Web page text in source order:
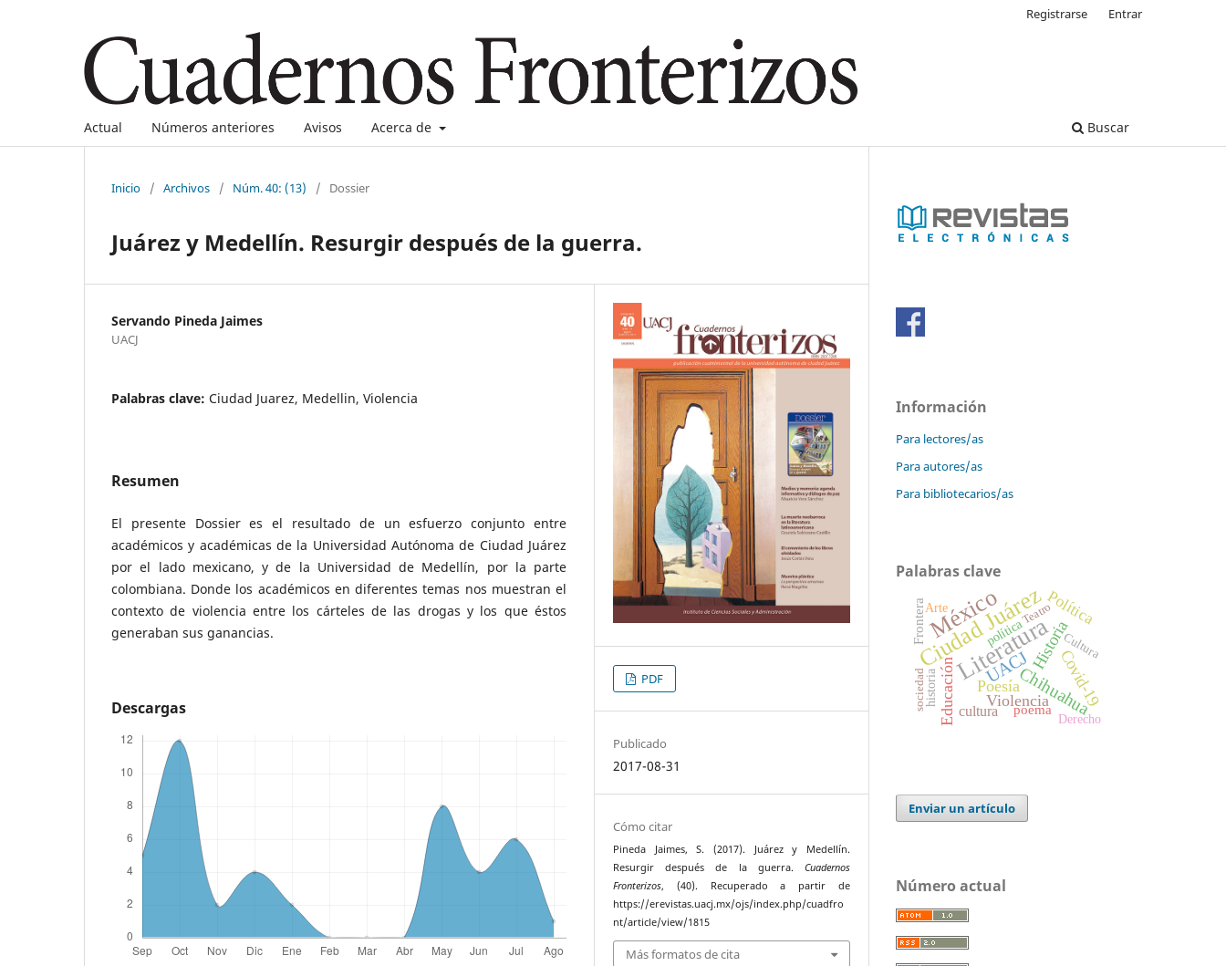
Actual Números anteriores Avisos Acerca de Buscar
Registrarse Entrar
Inicio / Archivos / Núm. 40: (13) / Dossier
Juárez y Medellín. Resurgir después de la guerra.
Servando Pineda Jaimes
UACJ
Palabras clave: Ciudad Juarez, Medellin, Violencia
Resumen
El presente Dossier es el resultado de un esfuerzo conjunto entre
académicos y académicas de la Universidad Autónoma de Ciudad Juárez
por el lado mexicano, y de la Universidad de Medellín, por la parte
colombiana. Donde los académicos en diferentes temas nos muestran el
contexto de violencia entre los cárteles de las drogas y los que éstos
generaban sus ganancias.
Descargas
PDF
Publicado
2017-08-31
Cómo citar
Pineda Jaimes, S. (2017). Juárez y Medellín.
Resurgir después de la guerra. Cuadernos
Fronterizos, (40). Recuperado a partir de
https://erevistas.uacj.mx/ojs/index.php/cuadfro
nt/article/view/1815
Más formatos de cita
Información
Para lectores/as
Para autores/as
Para bibliotecarios/as
Palabras clave
Literatura
Ciudad Juárez
México
UACJChihuahua
Historia
Covid-19
Poesía
Violencia
Educación
Política
cultura poema
Frontera política
historia
Cultura
Arte
Derecho
sociedad
Teatro
Enviar un artículo
Número actual